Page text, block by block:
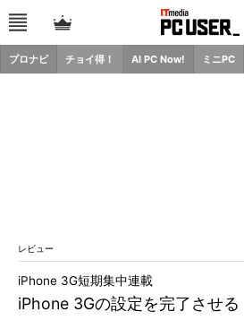
プロナビ チョイ得！ AI PC Now! ミニPC
レビュー
iPhone 3Gの設定を完了させる
iPhone 3G短期集中連載